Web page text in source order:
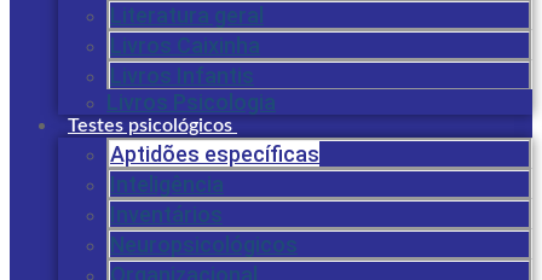
Literatura geral
Livros Caixinha
Livros Infantis
Livros Psicologia
Testes psicológicos
Aptidões específicas
Inteligência
Inventários
Neuropsicológicos
Organizacional